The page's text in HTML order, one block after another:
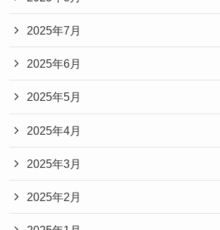
2025年7月
2025年6月
2025年5月
2025年4月
2025年3月
2025年2月